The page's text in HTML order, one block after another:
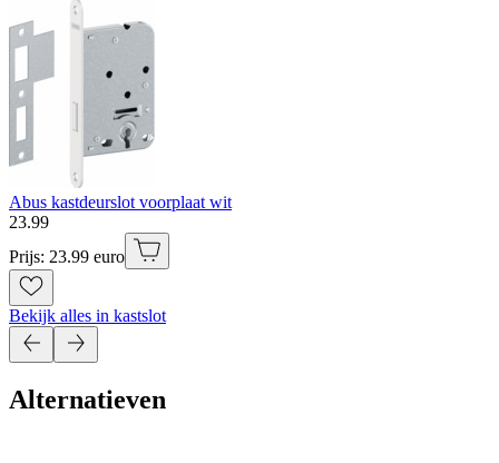
Abus kastdeurslot voorplaat wit
23.99
Prijs: 23.99 euro
Bekijk alles in kastslot
Alternatieven